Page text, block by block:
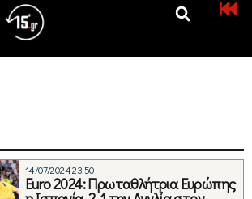
14/07/2024 23:50
Euro 2024: Πρωταθλήτρια Ευρώπης